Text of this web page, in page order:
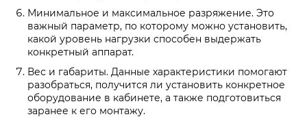
Минимальное и максимальное разряжение. Это
важный параметр, по которому можно установить,
какой уровень нагрузки способен выдержать
конкретный аппарат.
Вес и габариты. Данные характеристики помогают
разобраться, получится ли установить конкретное
оборудование в кабинете, а также подготовиться
заранее к его монтажу.